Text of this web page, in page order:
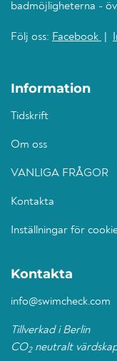
badmöjligheterna -
Följ oss: Facebook
Information
Tidskrift
Om oss
VANLIGA FRÅGOR
Kontakta
Inställningar för
Kontakta
info@swimcheck.com
Tillverkad i Berlin
CO2neutralt